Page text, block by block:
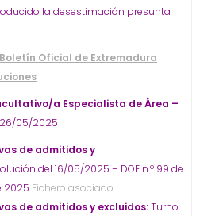
la desestimación presunta
Oficial de Extremadura
a Especialista de Área –
26/05/2025
de admitidos y
del 16/05/2025 – DOE n.º 99 de
2025 Fichero asociado
de admitidos y excluidos:Turno